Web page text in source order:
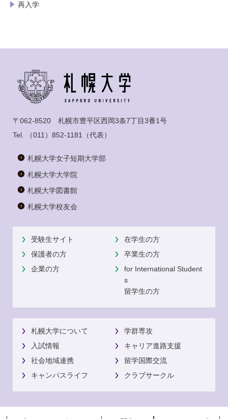
再入学
〒062-8520 札幌市豊平区西岡3条7丁目3番1号
Tel.
（011）852-1181 （代表）
札幌大学女子短期大学部
札幌大学大学院
札幌大学図書館
札幌大学校友会
受験生サイト
在学生の方
保護者の方
卒業生の方
企業の方
for International Student
s
留学生の方
札幌大学について
学群専攻
入試情報
キャリア進路支援
社会地域連携
留学国際交流
キャンパスライフ
クラブサークル